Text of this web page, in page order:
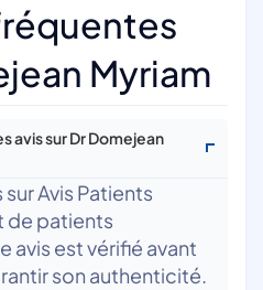
Myriam
avis sur Dr Domejean
Avis Patients
de patients
avis est vérifié avant
son authenticité.